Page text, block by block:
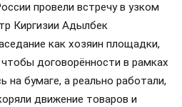
провели встречу в узком
Киргизии Адылбек
как хозяин площадки,
договорённости в рамках
на бумаге, а реально работали,
движение товаров и